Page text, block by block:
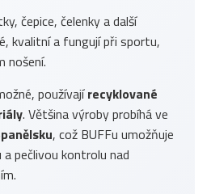
čepice, čelenky a další
kvalitní a fungují při sportu,
nošení.
používajírecyklované
. Většina výroby probíhá ve
, což BUFFu umožňuje
pečlivou kontrolu nad